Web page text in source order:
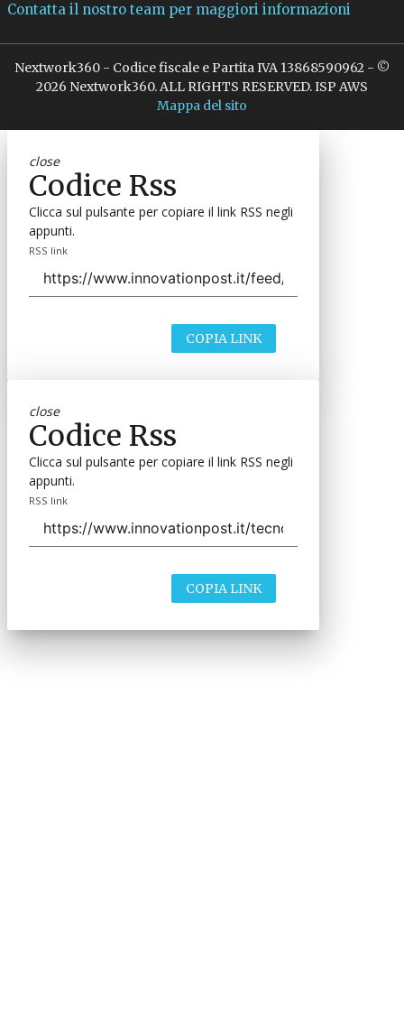
Contatta il nostro team per maggiori informazioni
Nextwork360 - Codice fiscale e Partita IVA 13868590962 - ©
2026 Nextwork360. ALL RIGHTS RESERVED. ISP AWS
Mappa del sito
close
Codice Rss
Clicca sul pulsante per copiare il link RSS negli
appunti.
RSS link
COPIA LINK
close
Codice Rss
Clicca sul pulsante per copiare il link RSS negli
appunti.
RSS link
COPIA LINK